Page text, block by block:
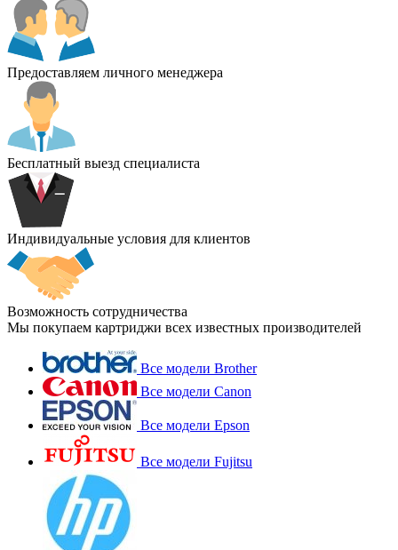
Предоставляем личного менеджера
Бесплатный выезд специалиста
Индивидуальные условия для клиентов
Возможность сотрудничества
Мы покупаем картриджи всех известных производителей
Все модели Brother
Все модели Canon
Все модели Epson
Все модели Fujitsu